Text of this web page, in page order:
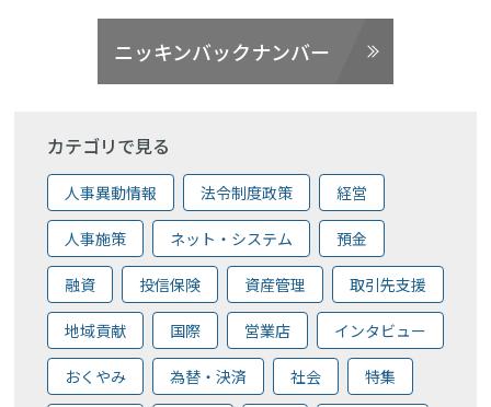
ニッキンバックナンバー
カテゴリで見る
人事異動情報 法令制度政策 経営
人事施策 ネット・システム 預金
融資 投信保険 資産管理 取引先支援
地域貢献 国際 営業店 インタビュー
おくやみ 為替・決済 社会 特集